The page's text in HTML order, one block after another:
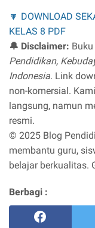
🔽 DOWNLOAD
KELAS 8 PDF
🔔 Disclaimer:
Pendidikan,
Indonesia. Link
non-komersial.
langsung, namun
resmi.
© 2025 Blog
membantu guru,
belajar berkualitas.
Berbagi :